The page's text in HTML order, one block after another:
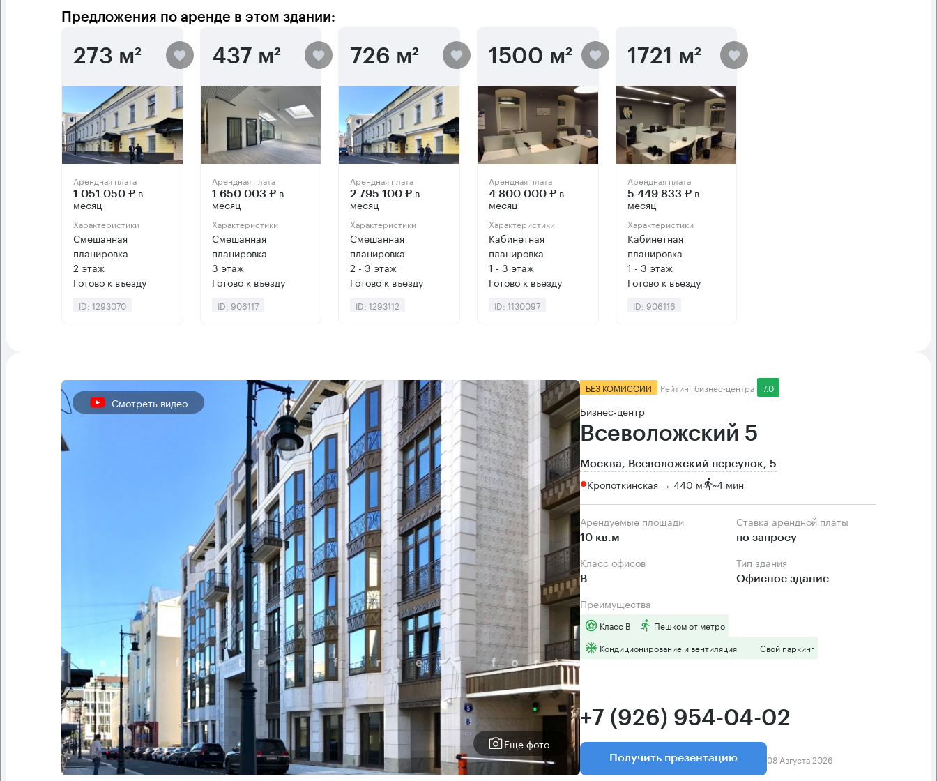
Предложения по аренде в этом здании:
273 м²
Арендная плата
1 051 050 ₽ в
месяц
Характеристики
Смешанная
планировка
2 этаж
Готово к въезду
ID: 1293070
437 м²
Арендная плата
1 650 003 ₽в
месяц
Характеристики
Смешанная
планировка
3 этаж
Готово к въезду
ID: 906117
726 м²
Арендная плата
2 795 100 ₽ в
месяц
Характеристики
Смешанная
планировка
2 - 3 этаж
Готово к въезду
ID: 1293112
1500 м²
Арендная плата
4 800 000 ₽в
месяц
Характеристики
Кабинетная
планировка
1 - 3 этаж
Готово к въезду
ID: 1130097
1721 м²
Арендная плата
5 449 833 ₽в
месяц
Характеристики
Кабинетная
планировка
1 - 3 этаж
Готово к въезду
ID: 906116
Смотреть видео
Еще фото
БЕЗ КОМИССИИ Рейтинг бизнес-центра 7.0
Бизнес-центр
Всеволожский 5
Москва, Всеволожский переулок, 5
Кропоткинская → 440 м ~4 мин
Арендуемые площади
10 кв.м
Ставка арендной платы
по запросу
Класс офисов
B
Тип здания
Офисное здание
Преимущества
Класс B
Пешком от метро
Кондиционирование и вентиляция
Свой паркинг
+7 (926) 954-04-02
Получить презентацию 08 Августа 2026